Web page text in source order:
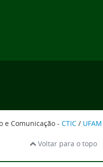
e Comunicação - CTIC / UFAM
Voltar para o topo